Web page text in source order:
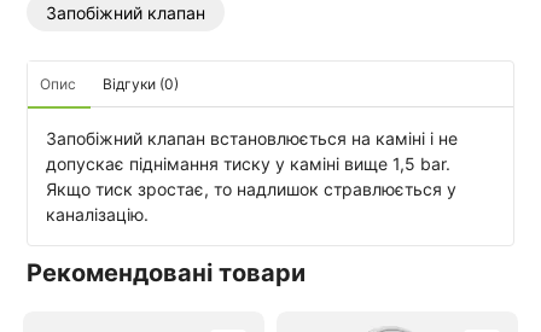
Запобіжний клапан
Опис Відгуки (0)
Запобіжний клапан встановлюється на каміні і не
допускає піднімання тиску у каміні вище 1,5 bar.
Якщо тиск зростає, то надлишок стравлюється у
каналізацію.
Рекомендовані товари